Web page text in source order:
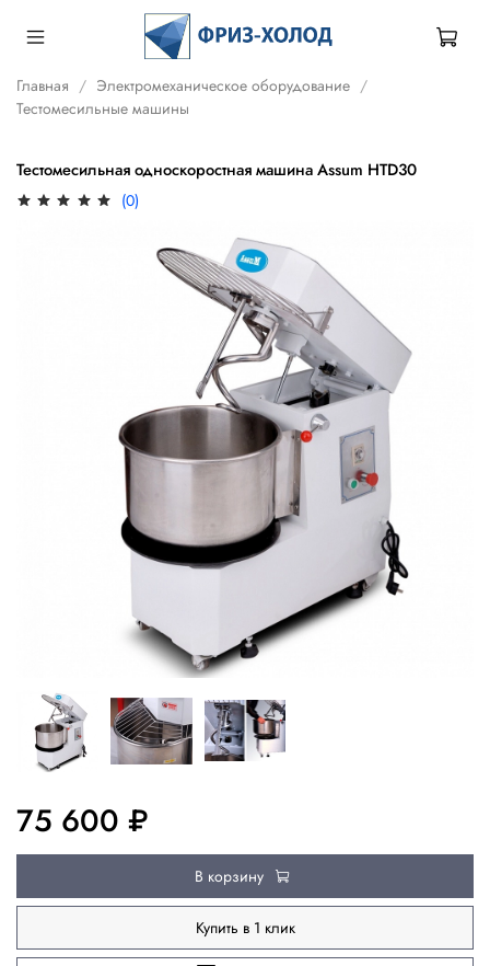
Главная
Электромеханическое оборудование
Тестомесильные машины
Тестомесильная односкоростная машина Assum HTD30
(0)
75 600 ₽
В корзину
Купить в 1 клик